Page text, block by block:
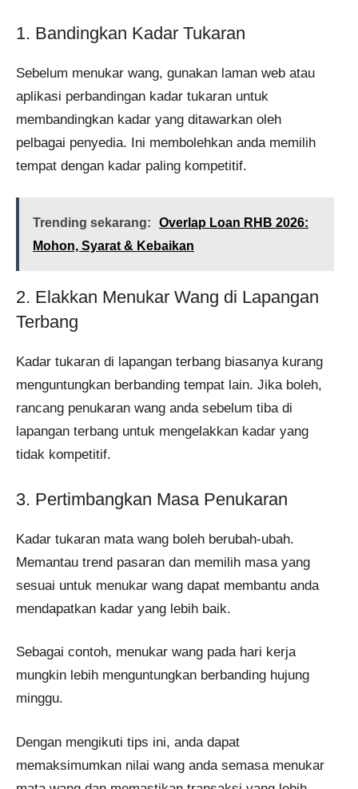
1. Bandingkan Kadar Tukaran
Sebelum menukar wang, gunakan laman web atau
aplikasi perbandingan kadar tukaran untuk
membandingkan kadar yang ditawarkan oleh
pelbagai penyedia. Ini membolehkan anda memilih
tempat dengan kadar paling kompetitif.
Trending sekarang:
Overlap Loan RHB 2026:
Mohon, Syarat & Kebaikan
2. Elakkan Menukar Wang di Lapangan
Terbang
Kadar tukaran di lapangan terbang biasanya kurang
menguntungkan berbanding tempat lain. Jika boleh,
rancang penukaran wang anda sebelum tiba di
lapangan terbang untuk mengelakkan kadar yang
tidak kompetitif.
3. Pertimbangkan Masa Penukaran
Kadar tukaran mata wang boleh berubah-ubah.
Memantau trend pasaran dan memilih masa yang
sesuai untuk menukar wang dapat membantu anda
mendapatkan kadar yang lebih baik.
Sebagai contoh, menukar wang pada hari kerja
mungkin lebih menguntungkan berbanding hujung
minggu.
Dengan mengikuti tips ini, anda dapat
memaksimumkan nilai wang anda semasa menukar